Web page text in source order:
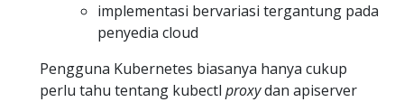
implementasi bervariasi tergantung pada
penyedia cloud
Pengguna Kubernetes biasanya hanya cukup
perlu tahu tentang kubectl proxydan apiserver